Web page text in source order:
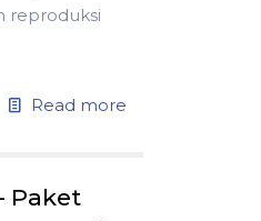
reproduksi
Read more
Paket